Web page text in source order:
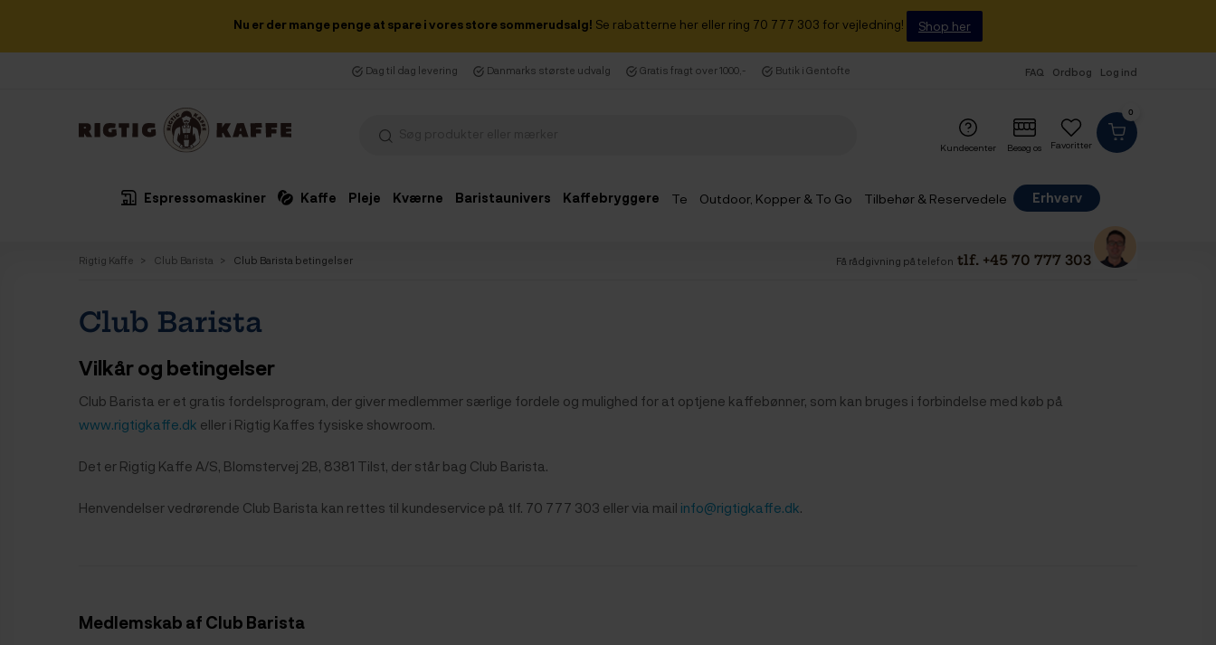
Nu er der mange penge at spare i vores store sommerudsalg! Se rabatterne her eller ring 70 777 303 for vejledning! Shop her
Dag til dag levering Danmarks største udvalg Gratis fragt over 1000,- Butik i Gentofte FAQ Ordbog Log ind
0
Favoritter
Kundecenter Besøg os
Espressomaskiner Kaffe Pleje Kværne Baristaunivers Kaffebryggere Te Outdoor, Kopper & To Go Tilbehør & Reservedele
Erhverv
Rigtig Kaffe Club Barista Club Barista betingelser Få rådgivning på telefon tlf. +45 70 777 303
Club Barista
Vilkår og betingelser
Club Barista er et gratis fordelsprogram, der giver medlemmer særlige fordele og mulighed for at optjene kaffebønner, som kan bruges i forbindelse med køb på
www.rigtigkaffe.dk eller i Rigtig Kaffes fysiske showroom.
Det er Rigtig Kaffe A/S, Blomstervej 2B, 8381 Tilst, der står bag Club Barista.
Henvendelser vedrørende Club Barista kan rettes til kundeservice på tlf. 70 777 303 eller via mail info@rigtigkaffe.dk.
Medlemskab af Club Barista